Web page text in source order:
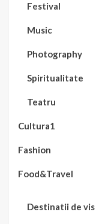
Festival
Music
Photography
Spiritualitate
Teatru
Cultura1
Fashion
Food&Travel
Destinatii de vis